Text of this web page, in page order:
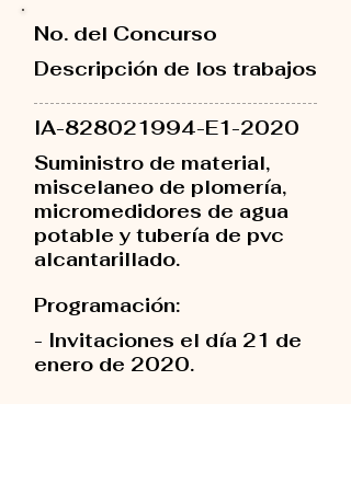
No. del Concurso
Descripción de los trabajos
IA-828021994-E1-2020
Suministro de material,
miscelaneo de plomería,
micromedidores de agua
potable y tubería de pvc
alcantarillado.
Programación:
- Invitaciones el día 21 de
enero de 2020.